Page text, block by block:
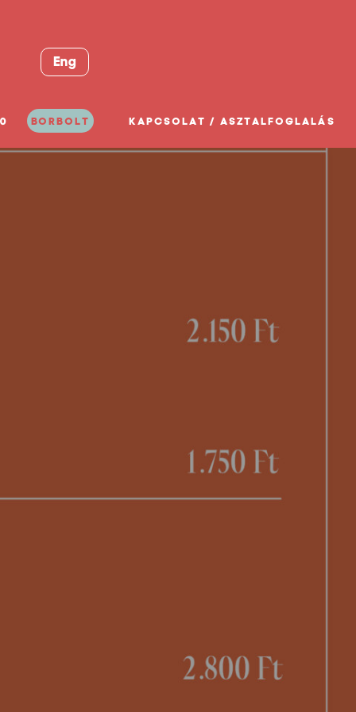
Eng
BORBOLT KAPCSOLAT / ASZTALFOGLALÁS